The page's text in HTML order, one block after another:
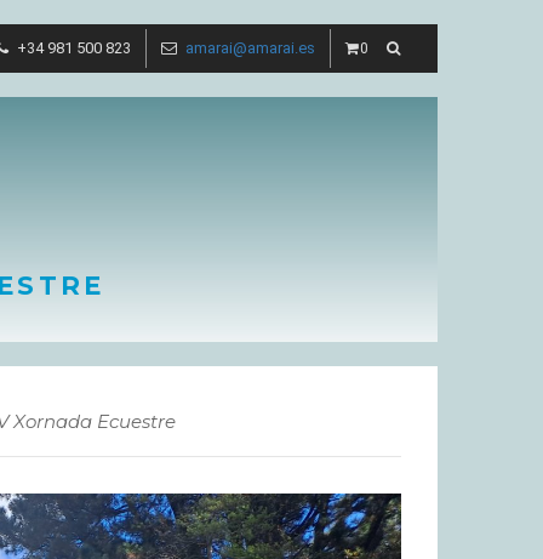
+34 981 500 823 amarai@amarai.es 0
Xornada Ecuestre